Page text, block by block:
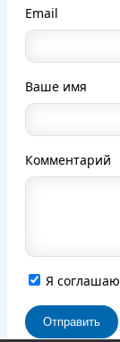
Email
Ваше имя
Комментарий
Я